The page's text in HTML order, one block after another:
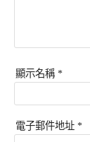
顯示名稱 *
電子郵件地址 *